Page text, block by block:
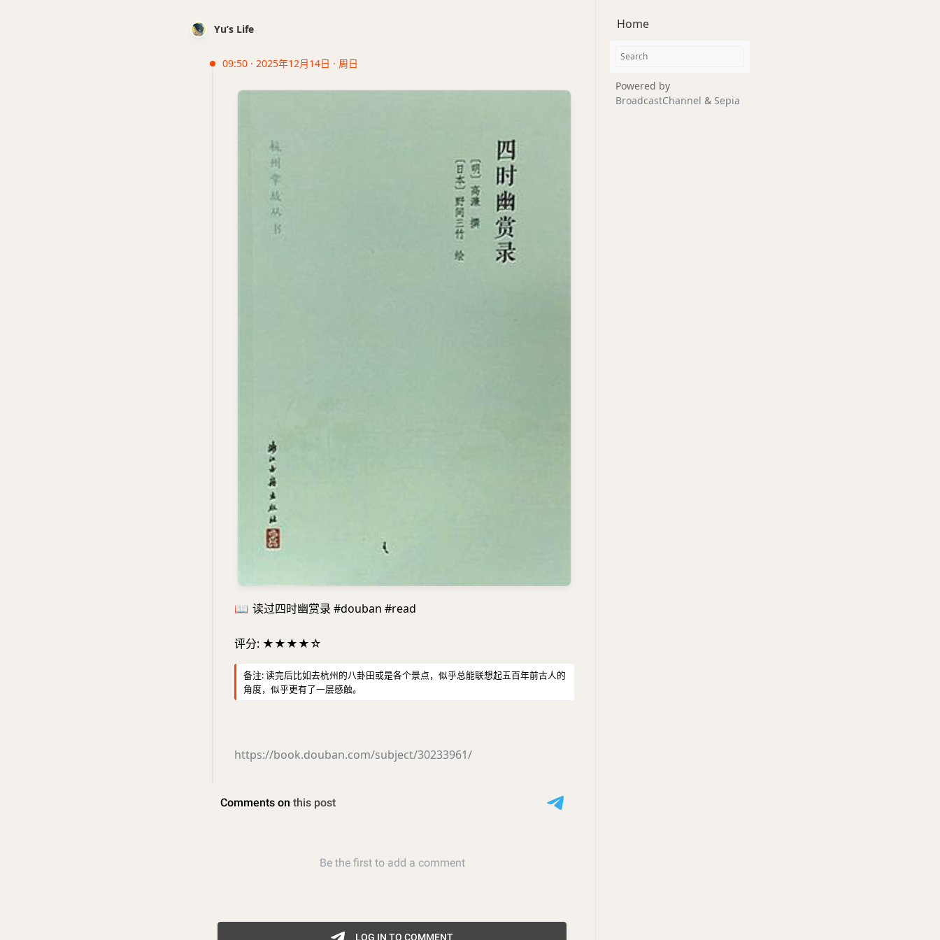
Yu’s Life
09:50 · 2025年12月14日 · 周日
📖 读过四时幽赏录 #douban #read
评分: ★★★★☆
备注: 读完后比如去杭州的八卦田或是各个景点，似乎总能联想起五百年前古人的
角度，似乎更有了一层感触。
https://book.douban.com/subject/30233961/
Home
Powered by
BroadcastChannel & Sepia